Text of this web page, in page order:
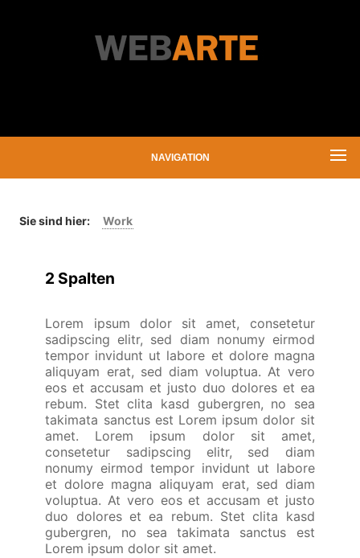
NAVIGATION
Sie sind hier: Work
2 Spalten
Lorem ipsum dolor sit amet, consetetur
sadipscing elitr, sed diam nonumy eirmod
tempor invidunt ut labore et dolore magna
aliquyam erat, sed diam voluptua. At vero
eos et accusam et justo duo dolores et ea
rebum. Stet clita kasd gubergren, no sea
takimata sanctus est Lorem ipsum dolor sit
amet. Lorem ipsum dolor sit amet,
consetetur sadipscing elitr, sed diam
nonumy eirmod tempor invidunt ut labore
et dolore magna aliquyam erat, sed diam
voluptua. At vero eos et accusam et justo
duo dolores et ea rebum. Stet clita kasd
gubergren, no sea takimata sanctus est
Lorem ipsum dolor sit amet.